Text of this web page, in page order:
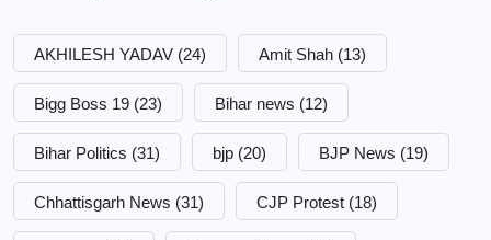
AKHILESH YADAV (24) Amit Shah (13)
Bigg Boss 19 (23) Bihar news (12)
Bihar Politics (31) bjp (20) BJP News (19)
Chhattisgarh News (31) CJP Protest (18)